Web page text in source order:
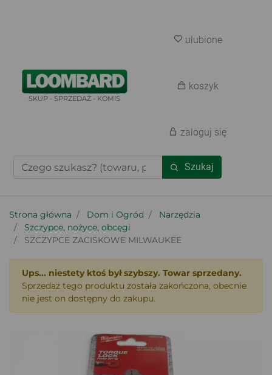
SKUP - SPRZEDAŻ - KOMIS
Szukaj
ulubione
koszyk
zaloguj się
Strona główna Dom i Ogród
Narzędzia
Szczypce, nożyce, obcęgi
SZCZYPCE ZACISKOWE MILWAUKEE
Ups... niestety ktoś był szybszy. Towar sprzedany.
Sprzedaż tego produktu została zakończona, obecnie
nie jest on dostępny do zakupu.